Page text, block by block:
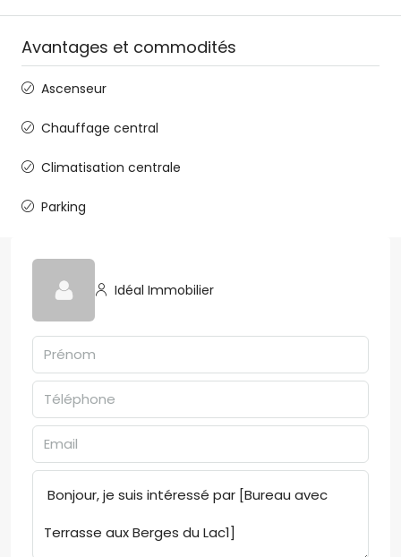
Avantages et commodités
Ascenseur
Chauffage central
Climatisation centrale
Parking
Idéal Immobilier